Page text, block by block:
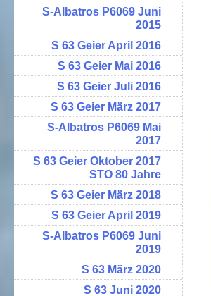
S-Albatros P6069 Juni
2015
S 63 Geier April 2016
S 63 Geier Mai 2016
S 63 Geier Juli 2016
S 63 Geier März 2017
S-Albatros P6069 Mai
2017
S 63 Geier Oktober 2017
STO 80 Jahre
S 63 Geier März 2018
S 63 Geier April 2019
S-Albatros P6069 Juni
2019
S 63 März 2020
S 63 Juni 2020